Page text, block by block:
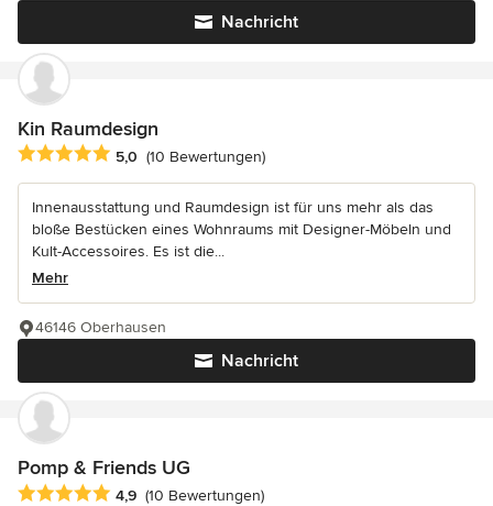
Nachricht
Kin Raumdesign
Durchschnittliche Bewertung: 5 von 5 Sternen
5,0 (10 Bewertungen)
Innenausstattung und Raumdesign ist für uns mehr als das
bloße Bestücken eines Wohnraums mit Designer-Möbeln und
Kult-Accessoires. Es ist die...
Mehr
Nachricht
46146 Oberhausen
Pomp & Friends UG
Durchschnittliche Bewertung: 4.9 von 5 Sternen
4,9 (10 Bewertungen)